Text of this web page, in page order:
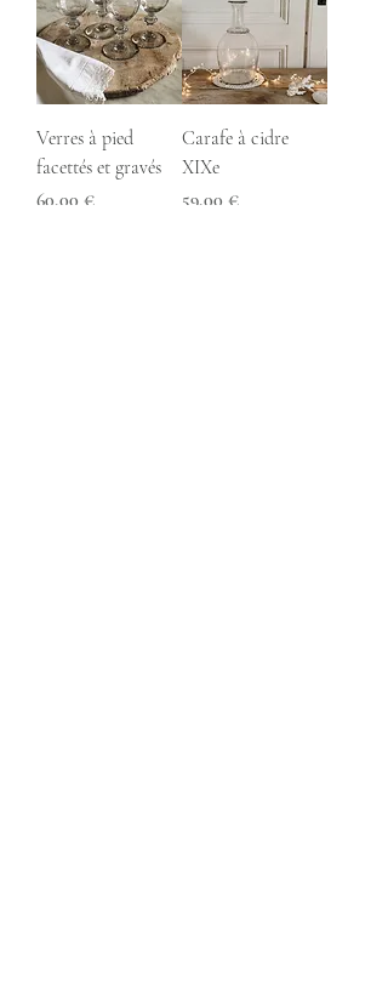
Verres à pied
facettés et gravés
Prix
60,00 €
Carafe à cidre
XIXe
Prix
59,00 €